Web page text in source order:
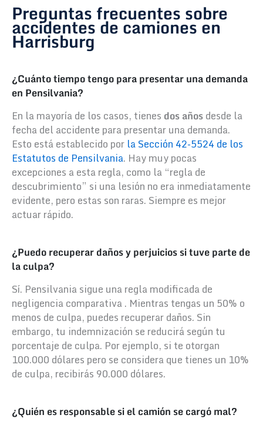
Preguntas frecuentes sobre
accidentes de camiones en
Harrisburg
¿Cuánto tiempo tengo para presentar una demanda
en Pensilvania?
En la mayoría de los casos, tienes dos añosdesde la
fecha del accidente para presentar una demanda.
Esto está establecido por la Sección 42-5524 de los
Estatutos de Pensilvania. Hay muy pocas
excepciones a esta regla, como la “regla de
descubrimiento” si una lesión no era inmediatamente
evidente, pero estas son raras. Siempre es mejor
actuar rápido.
¿Puedo recuperar daños y perjuicios si tuve parte de
la culpa?
Sí. Pensilvania sigue una regla modificada de
negligencia comparativa . Mientras tengas un 50% o
menos de culpa, puedes recuperar daños. Sin
embargo, tu indemnización se reducirá según tu
porcentaje de culpa. Por ejemplo, si te otorgan
100.000 dólares pero se considera que tienes un 10%
de culpa, recibirás 90.000 dólares.
¿Quién es responsable si el camión se cargó mal?